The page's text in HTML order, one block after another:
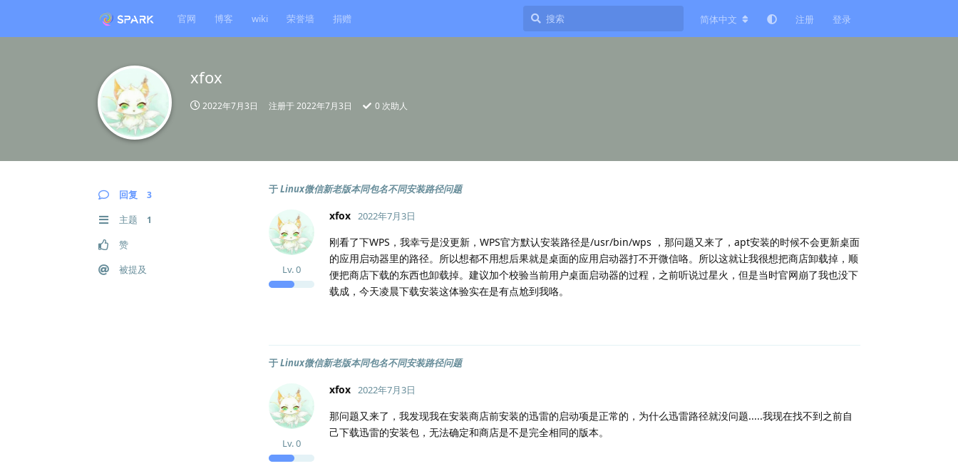
官网 博客 wiki 荣誉墙 捐赠 简体中文 注册 登录
xfox
2022年7月3日 注册于2022年7月3日 0 次助人
回复 3
主题 1
赞
被提及
于Linux微信新老版本同包名不同安装路径问题
xfox
Lv.0
2022年7月3日
刚看了下WPS，我幸亏是没更新，WPS官方默认安装路径是/usr/bin/wps ，那问题又来了，apt安装的时候不会更新桌面
的应用启动器里的路径。所以想都不用想后果就是桌面的应用启动器打不开微信咯。所以这就让我很想把商店卸载掉，顺
便把商店下载的东西也卸载掉。建议加个校验当前用户桌面启动器的过程，之前听说过星火，但是当时官网崩了我也没下
载成，今天凌晨下载安装这体验实在是有点尬到我咯。
于Linux微信新老版本同包名不同安装路径问题
xfox
Lv.0
2022年7月3日
那问题又来了，我发现我在安装商店前安装的迅雷的启动项是正常的，为什么迅雷路径就没问题.....我现在找不到之前自
己下载迅雷的安装包，无法确定和商店是不是完全相同的版本。